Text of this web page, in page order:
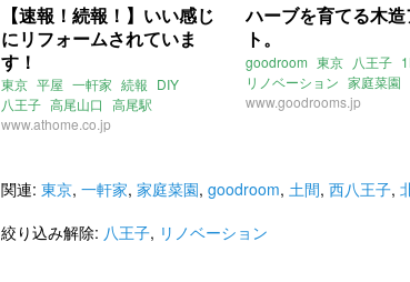
【速報！続報！】いい感じ
にリフォームされていま
す！
東京 平屋 一軒家 続報 DIY
八王子 高尾山口 高尾駅
リノベーション 47人！
www.athome.co.jp
ハーブを育てる木
ト。
goodroom 東京 八王子
リノベーション 家庭菜園
女性限定
www.goodrooms.jp
関連: 東京, 一軒家, 家庭菜園, goodroom, 土間, 西八王子,
絞り込み解除: 八王子, リノベーション